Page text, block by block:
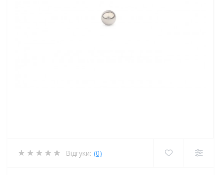
Відгуки: (0)